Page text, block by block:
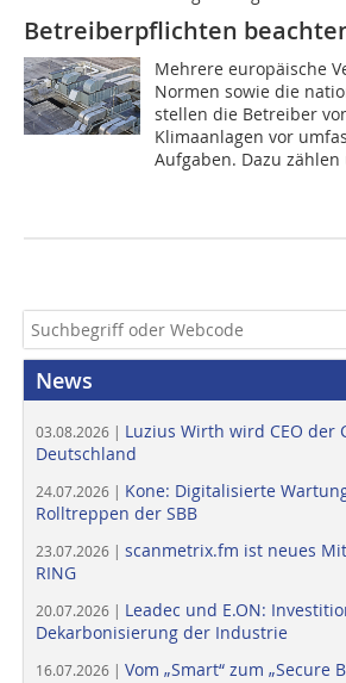
Betreiberpflichten
Mehrere europäische
Normen sowie die
stellen die Betreiber
Klimaanlagen vor
Aufgaben. Dazu
News
03.08.2026 | Luzius Wirth wird CEO der
Deutschland
24.07.2026 | Kone: Digitalisierte
Rolltreppen der SBB
23.07.2026 | scanmetrix.fm ist neues
RING
20.07.2026 | Leadec und E.ON:
Dekarbonisierung der Industrie
16.07.2026 | Vom „Smart“ zum „Secure